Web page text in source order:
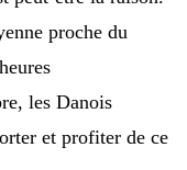
proche du
les Danois
et profiter de ce